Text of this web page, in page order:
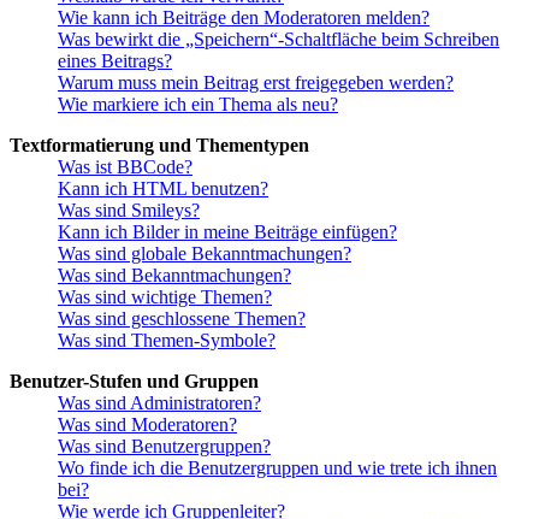
Wie kann ich Beiträge den Moderatoren melden?
Was bewirkt die „Speichern“-Schaltfläche beim Schreiben
eines Beitrags?
Warum muss mein Beitrag erst freigegeben werden?
Wie markiere ich ein Thema als neu?
Textformatierung und Thementypen
Was ist BBCode?
Kann ich HTML benutzen?
Was sind Smileys?
Kann ich Bilder in meine Beiträge einfügen?
Was sind globale Bekanntmachungen?
Was sind Bekanntmachungen?
Was sind wichtige Themen?
Was sind geschlossene Themen?
Was sind Themen-Symbole?
Benutzer-Stufen und Gruppen
Was sind Administratoren?
Was sind Moderatoren?
Was sind Benutzergruppen?
Wo finde ich die Benutzergruppen und wie trete ich ihnen
bei?
Wie werde ich Gruppenleiter?